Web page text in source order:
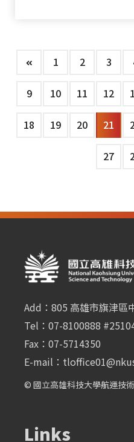
1 2 3
9 10 11 12
18 19 20 21
27
Add：805 高雄市旗津區
Tel：07-8100888
Fax：07-5714350
E-mail：
© 國立高雄科技大學航運技
Links